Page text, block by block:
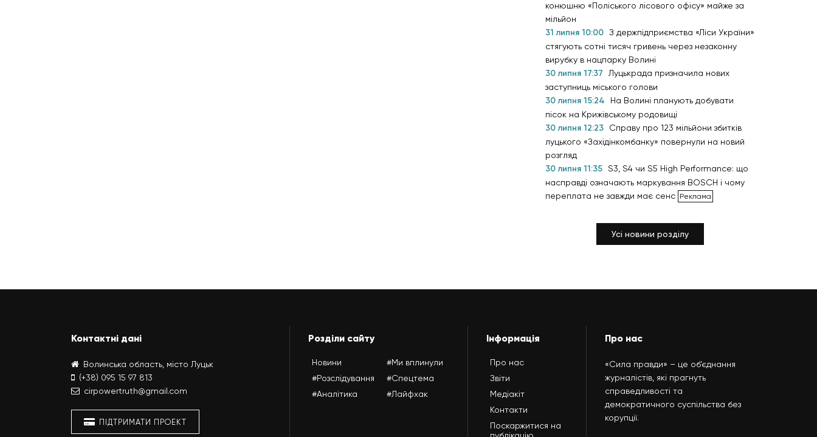
конюшню «Поліського лісового офісу» майже за
мільйон
31 липня 10:00 З держпідприємства «Ліси України»
стягують сотні тисяч гривень через незаконну
вирубку в нацпарку Волині
30 липня 17:37
Луцькрада призначила нових
заступниць міського голови
30 липня 15:24
На Волині планують добувати
пісок на Крижівському родовищі
30 липня 12:23
Справу про 123 мільйони збитків
луцького «Західінкомбанку» повернули на новий
розгляд
30 липня 11:35 S3, S4 чи S5 High Performance: що
насправді означають маркування BOSCH і чому
переплата не завжди має сенс
Усі новини розділу
Контактні дані
Волинська область, місто Луцьк
(+38) 095 15 97 813
cirpowertruth@gmail.com
ПІДТРИМАТИ ПРОЕКТ
Розділи сайту
Новини
#Розслідування
#Аналітика
#Ми вплинули
#Спецтема
#Лайфхак
Інформація
Про нас
Звіти
Медіакіт
Контакти
Поскаржитися на
Про нас
«Сила правди» – це об’єднання
журналістів, які прагнуть
справедливості та
демократичного суспільства без
корупції.